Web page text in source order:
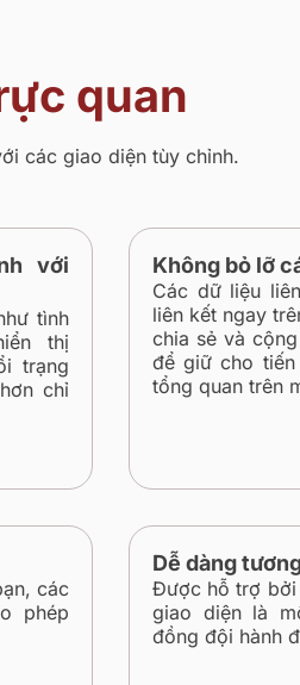
quan
các giao diện tùy chỉnh.
với
tình
thị
trạng
chỉ
Không bỏ lỡ
Các dữ liệu
liên kết ngay
chia sẻ và
để giữ cho
tổng quan trên
các
phép
Dễ dàng
Được hỗ trợ bởi
giao diện là
đồng đội hành